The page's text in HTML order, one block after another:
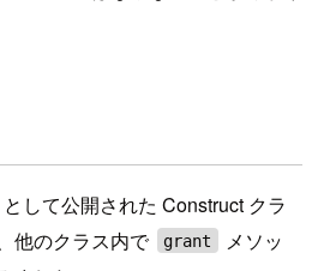
として公開された Construct クラ
他のクラス内で
grant
メソッ